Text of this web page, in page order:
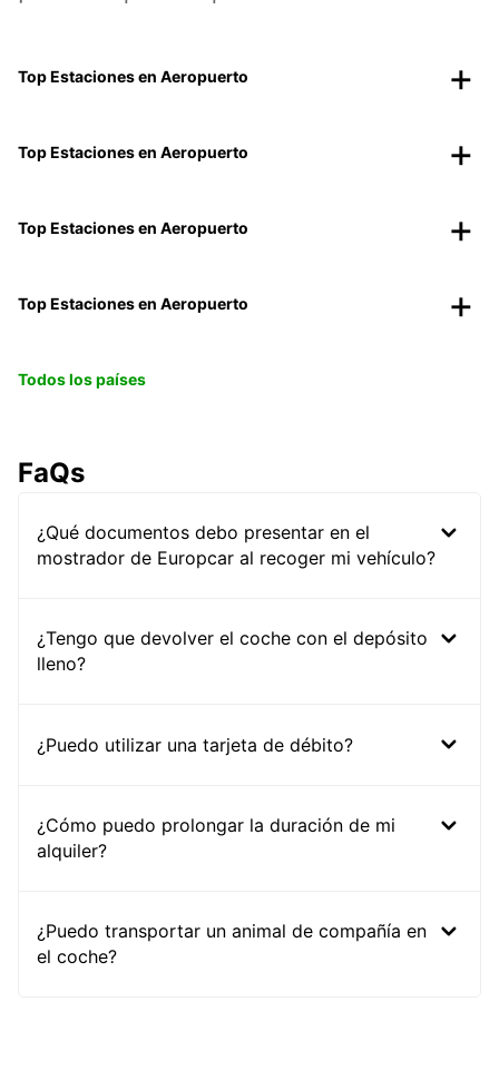
Top Estaciones en Aeropuerto
Top Estaciones en Aeropuerto
Top Estaciones en Aeropuerto
Top Estaciones en Aeropuerto
Todos los países
FaQs
¿Qué documentos debo presentar en el
mostrador de Europcar al recoger mi vehículo?
¿Tengo que devolver el coche con el depósito
lleno?
¿Puedo utilizar una tarjeta de débito?
¿Cómo puedo prolongar la duración de mi
alquiler?
¿Puedo transportar un animal de compañía en
el coche?